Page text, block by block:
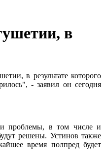
в
в результате которого
- заявил он сегодня
проблемы, в том числе и
решены. Устинов также
время полпред будет